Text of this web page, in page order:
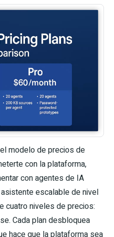
modelo de precios de
con la plataforma,
con agentes de IA
escalable de nivel
cuatro niveles de precios:
Cada plan desbloquea